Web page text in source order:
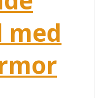
med